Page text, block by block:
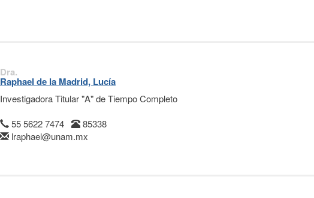
Dra.
Raphael de la Madrid, Lucía
Investigadora Titular "A" de Tiempo Completo
55 5622 7474
85338
lraphael@unam.mx